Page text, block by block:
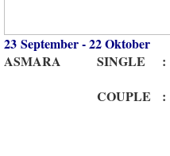
23 September - 22 Oktober
ASMARA
SINGLE :
COUPLE :